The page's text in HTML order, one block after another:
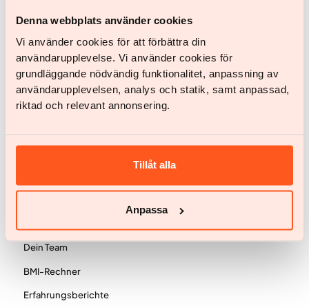
Denna webbplats använder cookies
Vi använder cookies för att förbättra din
användarupplevelse. Vi använder cookies för
grundläggande nödvändig funktionalitet, anpassning av
användarupplevelsen, analys och statik, samt anpassad,
riktad och relevant annonsering.
Tillåt alla
Anpassa
Jetzt starten
Jetzt starten
Hast du noch Fragen?
Dein Team
BMI-Rechner
Erfahrungsberichte